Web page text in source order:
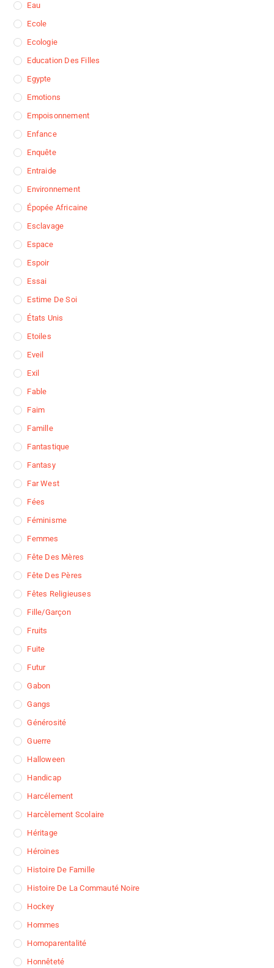
Eau
Ecole
Ecologie
Education Des Filles
Egypte
Emotions
Empoisonnement
Enfance
Enquête
Entraide
Environnement
Épopée Africaine
Esclavage
Espace
Espoir
Essai
Estime De Soi
États Unis
Etoiles
Eveil
Exil
Fable
Faim
Famille
Fantastique
Fantasy
Far West
Fées
Féminisme
Femmes
Fête Des Mères
Fête Des Pères
Fêtes Religieuses
Fille/garçon
Fruits
Fuite
Futur
Gabon
Gangs
Générosité
Guerre
Halloween
Handicap
Harcélement
Harcèlement Scolaire
Héritage
Héroines
Histoire De Famille
Histoire De La Commauté Noire
Hockey
Hommes
Homoparentalité
Honnêteté